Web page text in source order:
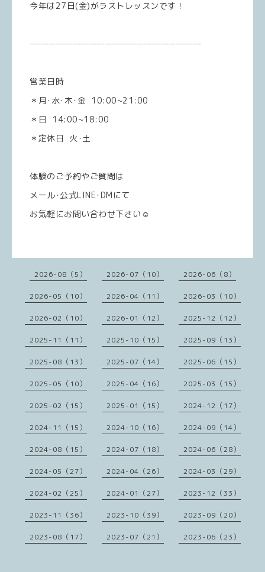
今年は27日(金)がラストレッスンです！
┈┈┈┈┈┈┈┈┈┈┈┈┈┈┈┈┈┈┈┈
営業日時
＊月･水･木･金 10:00~21:00
＊日 14:00~18:00
＊定休日 火･土
体験のご予約やご質問は
メール･公式LINE･DMにて
お気軽にお問い合わせ下さい☺️
2026-08（5） 2026-07（10） 2026-06（8）
2026-05（10） 2026-04（11） 2026-03（10）
2026-02（10） 2026-01（12） 2025-12（12）
2025-11（11） 2025-10（15） 2025-09（13）
2025-08（13） 2025-07（14） 2025-06（15）
2025-05（10） 2025-04（16） 2025-03（15）
2025-02（15） 2025-01（15） 2024-12（17）
2024-11（15） 2024-10（16） 2024-09（14）
2024-08（15） 2024-07（18） 2024-06（28）
2024-05（27） 2024-04（26） 2024-03（29）
2024-02（25） 2024-01（27） 2023-12（33）
2023-11（36） 2023-10（39） 2023-09（20）
2023-08（17） 2023-07（21） 2023-06（23）